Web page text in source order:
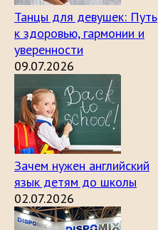
Танцы для девушек: Путь
к здоровью, гармонии и
уверенности
09.07.2026
Зачем нужен английский
язык детям до школы
02.07.2026